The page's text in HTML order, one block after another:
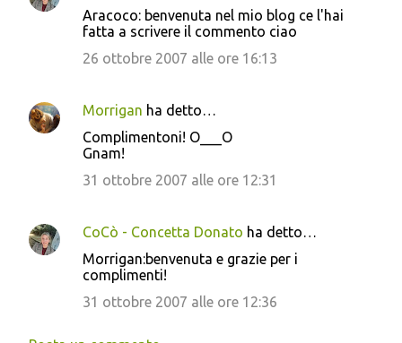
Aracoco: benvenuta nel mio blog ce l'hai
fatta a scrivere il commento ciao
26 ottobre 2007 alle ore 16:13
Morrigan ha detto…
Complimentoni! O___O
Gnam!
31 ottobre 2007 alle ore 12:31
CoCò - Concetta Donato ha detto…
Morrigan:benvenuta e grazie per i
complimenti!
31 ottobre 2007 alle ore 12:36